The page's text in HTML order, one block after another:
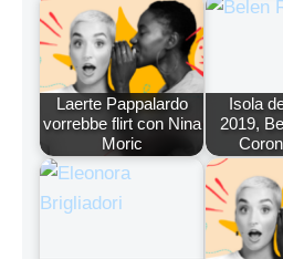
Laerte Pappalardo
vorrebbe flirt con Nina
Moric
Isola
2019,